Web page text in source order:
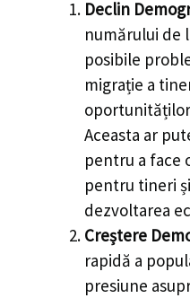
Declin
numărului de
posibile
migrație a
Aceasta ar
pentru a face
pentru tineri
dezvoltarea
Creștere
rapidă a
presiune